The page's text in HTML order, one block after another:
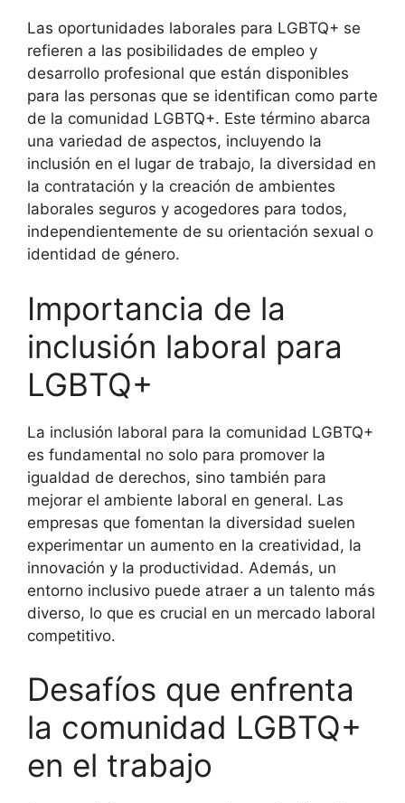
Las oportunidades laborales para LGBTQ+ se
refieren a las posibilidades de empleo y
desarrollo profesional que están disponibles
para las personas que se identifican como parte
de la comunidad LGBTQ+. Este término abarca
una variedad de aspectos, incluyendo la
inclusión en el lugar de trabajo, la diversidad en
la contratación y la creación de ambientes
laborales seguros y acogedores para todos,
independientemente de su orientación sexual o
identidad de género.
Importancia de la
inclusión laboral para
LGBTQ+
La inclusión laboral para la comunidad LGBTQ+
es fundamental no solo para promover la
igualdad de derechos, sino también para
mejorar el ambiente laboral en general. Las
empresas que fomentan la diversidad suelen
experimentar un aumento en la creatividad, la
innovación y la productividad. Además, un
entorno inclusivo puede atraer a un talento más
diverso, lo que es crucial en un mercado laboral
competitivo.
Desafíos que enfrenta
la comunidad LGBTQ+
en el trabajo